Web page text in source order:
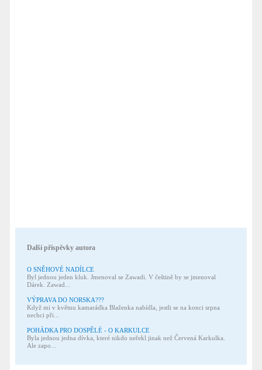
Další příspěvky autora
O SNĚHOVÉ NADÍLCE
Byl jednou jeden kluk. Jmenoval se Zawadi. V češtině by se jmenoval
Dárek. Zawad...
VÝPRAVA DO NORSKA???
Když mi v květnu kamarádka Blaženka nabídla, jestli se na konci srpna
nechci při...
POHÁDKA PRO DOSPĚLÉ - O KARKULCE
Byla jednou jedna dívka, které nikdo neřekl jinak než Červená Karkulka.
Ale zapo...